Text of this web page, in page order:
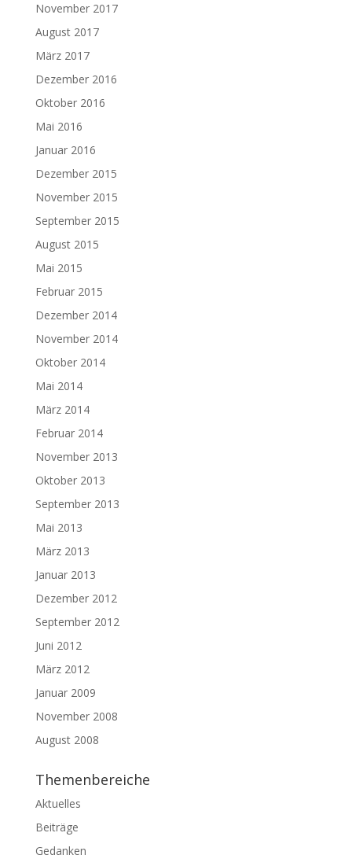
November 2017
August 2017
März 2017
Dezember 2016
Oktober 2016
Mai 2016
Januar 2016
Dezember 2015
November 2015
September 2015
August 2015
Mai 2015
Februar 2015
Dezember 2014
November 2014
Oktober 2014
Mai 2014
März 2014
Februar 2014
November 2013
Oktober 2013
September 2013
Mai 2013
März 2013
Januar 2013
Dezember 2012
September 2012
Juni 2012
März 2012
Januar 2009
November 2008
August 2008
Themenbereiche
Aktuelles
Beiträge
Gedanken